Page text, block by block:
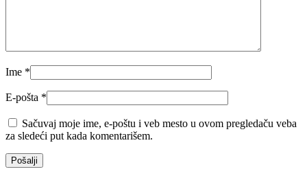
Ime *
E-pošta *
Sačuvaj moje ime, e-poštu i veb mesto u ovom pregledaču veba
za sledeći put kada komentarišem.